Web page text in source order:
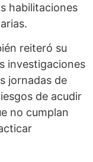
habilitaciones
reiteró su
investigaciones
jornadas de
de acudir
no cumplan